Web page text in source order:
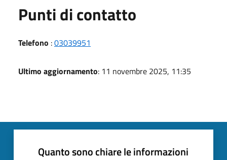
Punti di contatto
Telefono :03039951
Ultimo aggiornamento: 11 novembre 2025, 11:35
Quanto sono chiare le informazioni